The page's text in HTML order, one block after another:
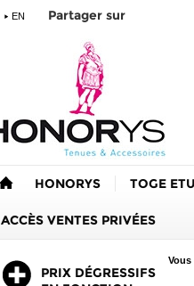
EN Partager sur
HONORYS TOGE
ACCÈS VENTES PRIVÉES
PRIX DÉGRESSIFS
Vous